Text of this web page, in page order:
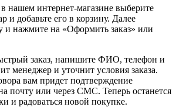
нашем интернет-магазине выберите
и добавьте его в корзину. Далее
и нажмите на «Оформить заказ» или
заказ, напишите ФИО, телефон и
менеджер и уточнит условия заказа.
вам придет подтверждение
почту или через СМС. Теперь останется
и радоваться новой покупке.